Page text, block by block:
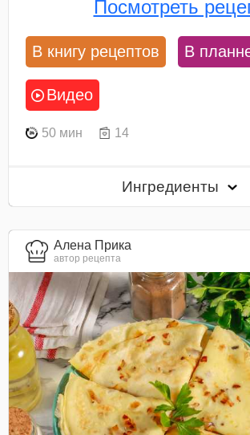
Посмотреть
В книгу рецептов В
Видео
50 мин 14
Ингредиенты
Алена Прика
автор рецепта